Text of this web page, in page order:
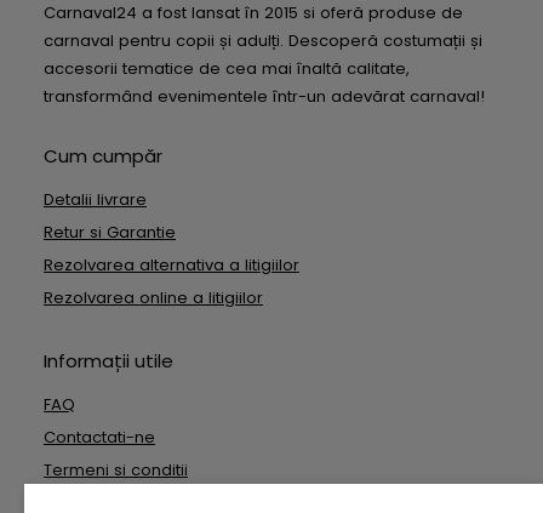
Carnaval24 a fost lansat în 2015 si oferă produse de
carnaval pentru copii și adulți. Descoperă costumații și
accesorii tematice de cea mai înaltă calitate,
transformând evenimentele într-un adevărat carnaval!
Cum cumpăr
Detalii livrare
Retur si Garantie
Rezolvarea alternativa a litigiilor
Rezolvarea online a litigiilor
Informații utile
FAQ
Contactati-ne
Termeni si conditii